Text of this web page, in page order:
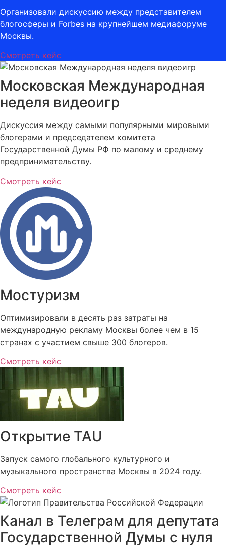
Организовали дискуссию между представителем
блогосферы и Forbes на крупнейшем медиафоруме
Москвы.
Смотреть кейс
Московская Международная
неделя видеоигр
Дискуссия между самыми популярными мировыми
блогерами и председателем комитета
Государственной Думы РФ по малому и среднему
предпринимательству.
Смотреть кейс
Мостуризм
Оптимизировали в десять раз затраты на
международную рекламу Москвы более чем в 15
странах с участием свыше 300 блогеров.
Смотреть кейс
Открытие TAU
Запуск самого глобального культурного и
музыкального пространства Москвы в 2024 году.
Смотреть кейс
Канал в Телеграм для депутата
Государственной Думы с нуля